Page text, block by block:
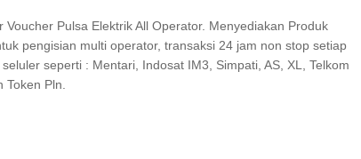
Pulsa Elektrik All Operator. Menyediakan Produk
pengisian multi operator, transaksi 24 jam non stop setiap
seperti : Mentari, Indosat IM3, Simpati, AS, XL, Telkom
Token Pln.